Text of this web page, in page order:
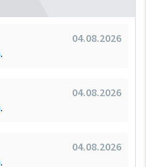
04.08.2026
.
04.08.2026
.
04.08.2026
.